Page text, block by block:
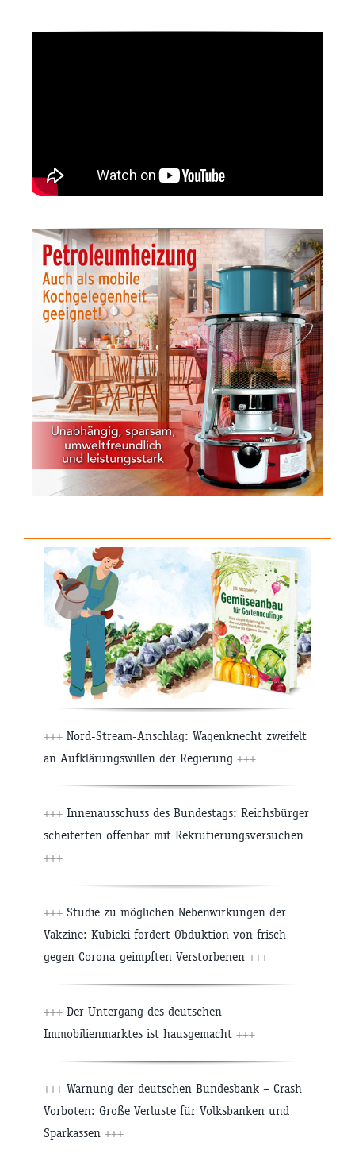
+++ Nord-Stream-Anschlag: Wagenknecht zweifelt
an Aufklärungswillen der Regierung +++
+++ Innenausschuss des Bundestags: Reichsbürger
scheiterten offenbar mit Rekrutierungsversuchen
+++
+++ Studie zu möglichen Nebenwirkungen der
Vakzine: Kubicki fordert Obduktion von frisch
gegen Corona-geimpften Verstorbenen +++
+++ Der Untergang des deutschen
Immobilienmarktes ist hausgemacht +++
+++ Warnung der deutschen Bundesbank – Crash-
Vorboten: Große Verluste für Volksbanken und
Sparkassen +++